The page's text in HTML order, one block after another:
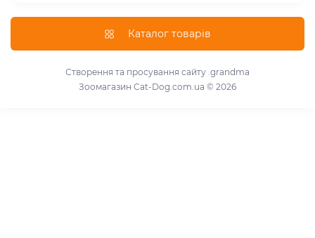
Сухий корм для собак
Сухий корм для котів
Паштет для собак
Повернення та обмін товарів
Умови використання
Знижки для розплідників
Каталог товарів
Створення та просування сайту .grandma
Зоомагазин Cat-Dog.com.ua © 2026